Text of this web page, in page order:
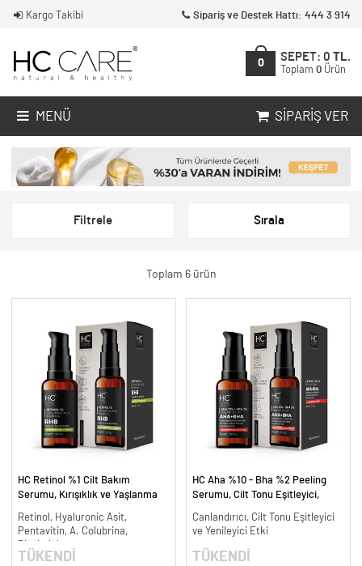
Kargo Takibi Sipariş ve Destek Hattı: 444 3 914
0
SEPET: 0 TL.
Toplam 0 Ürün
MENÜ SIPARIŞ VER
Filtrele Sırala
Toplam 6 ürün
HC Retinol %1 Cilt Bakım
Serumu, Kırışıklık ve Yaşlanma
Retinol, Hyaluronic Asit,
Pentavitin, A. Colubrina,
Bisabolol
TÜKENDİ
HC Aha %10 - Bha %2 Peeling
Serumu, Cilt Tonu Eşitleyici,
Canlandırıcı, Cilt Tonu Eşitleyici
ve Yenileyici Etki
TÜKENDİ